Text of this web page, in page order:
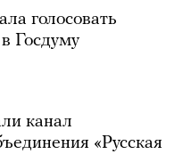
голосовать
Госдуму
канал
«Русская